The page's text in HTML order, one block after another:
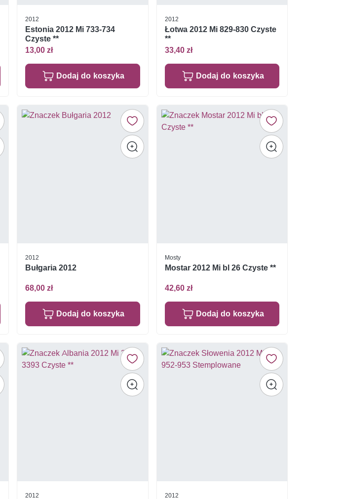
2012
Estonia 2012 Mi 733-734
Czyste **
13,00 zł
Dodaj do koszyka
2012
Łotwa 2012 Mi 829-830 Czyste
**
33,40 zł
Dodaj do koszyka
2012
Bułgaria 2012
68,00 zł
Dodaj do koszyka
Mosty
Mostar 2012 Mi bl 26 Czyste **
42,60 zł
Dodaj do koszyka
2012 2012